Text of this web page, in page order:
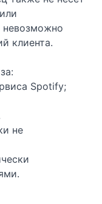
невозможно
клиента.
Spotify;
не